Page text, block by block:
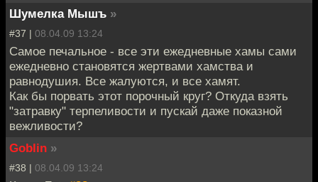
Шумелка Мышъ »
#37 | 08.04.09 13:24
Самое печальное - все эти ежедневные хамы сами
ежедневно становятся жертвами хамства и
равнодушия. Все жалуются, и все хамят.
Как бы порвать этот порочный круг? Откуда взять
"затравку" терпеливости и пускай даже показной
вежливости?
Goblin »
#38 | 08.04.09 13:24